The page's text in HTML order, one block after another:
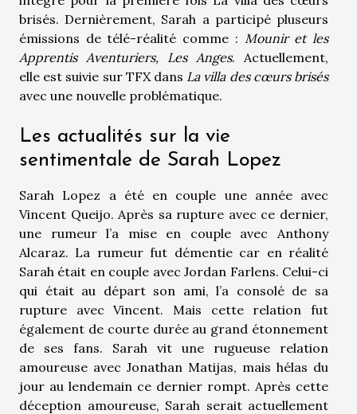
brisés. Dernièrement, Sarah a participé pluseurs
émissions de télé-réalité comme : Mounir et les
Apprentis Aventuriers, Les Anges. Actuellement,
elle est suivie sur TFX dans La villa des cœurs brisés
avec une nouvelle problématique.
Les actualités sur la vie
sentimentale de Sarah Lopez
Sarah Lopez a été en couple une année avec
Vincent Queijo. Après sa rupture avec ce dernier,
une rumeur l’a mise en couple avec Anthony
Alcaraz. La rumeur fut démentie car en réalité
Sarah était en couple avec Jordan Farlens. Celui-ci
qui était au départ son ami, l’a consolé de sa
rupture avec Vincent. Mais cette relation fut
également de courte durée au grand étonnement
de ses fans. Sarah vit une rugueuse relation
amoureuse avec Jonathan Matijas, mais hélas du
jour au lendemain ce dernier rompt. Après cette
déception amoureuse, Sarah serait actuellement